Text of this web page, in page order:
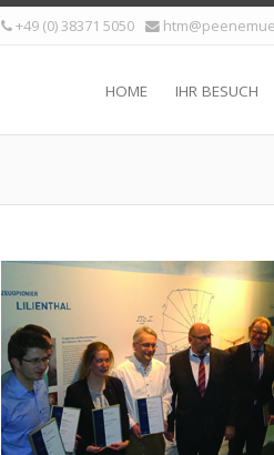
+49 (0) 38371 5050
HOME IHR BESUCH